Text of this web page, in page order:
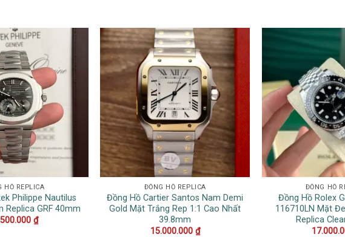
HỒ REPLICA
Philippe Nautilus
Replica GRF 40mm
₫
ĐỒNG HỒ REPLICA
Đồng Hồ Cartier Santos Nam Demi
Gold Mặt Trắng Rep 1:1 Cao Nhất
39.8mm
15.000.000 ₫
ĐỒNG HỒ
Đồng Hồ Rolex
116710LN Mặt
Replica